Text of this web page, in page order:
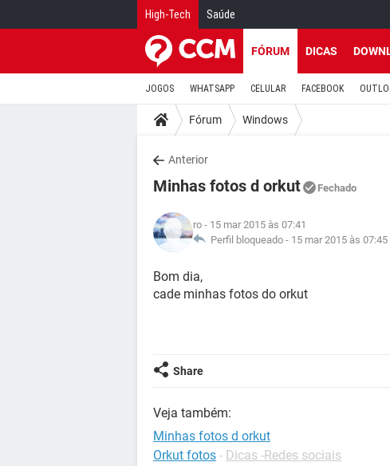
High-Tech Saúde
FÓRUM DICAS
JOGOS WHATSAPP CELULAR FACEBOOK
Fórum Windows
Anterior
Minhas fotos d orkut Fechado
ro - 15 mar 2015 às 07:41
Perfil bloqueado - 15 mar 2015 às 07:45
Bom dia,
cade minhas fotos do orkut
Share
Veja também:
Minhas fotos d orkut
Orkut fotos - Dicas -Redes sociais